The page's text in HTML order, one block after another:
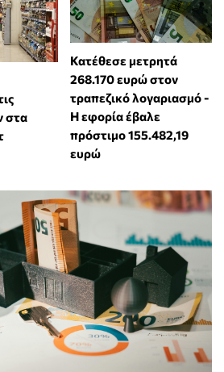
στα
Κατέθεσε μετρητά
268.170 ευρώ στον
τραπεζικό λογαριασμό -
Η εφορία έβαλε
πρόστιμο 155.482,19
ευρώ